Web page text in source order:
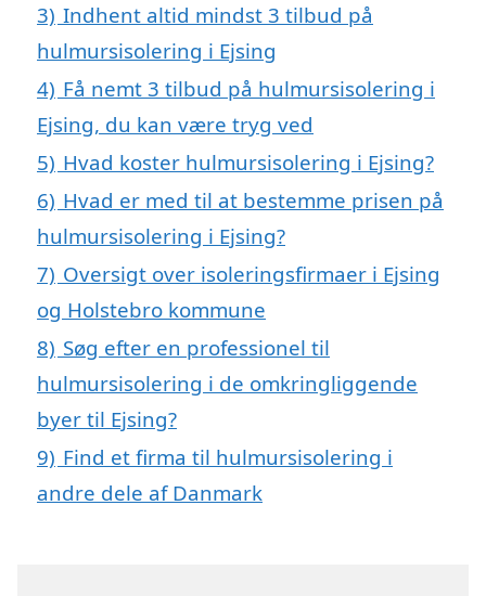
3) Indhent altid mindst 3 tilbud på
hulmursisolering i Ejsing
4) Få nemt 3 tilbud på hulmursisolering i
Ejsing, du kan være tryg ved
5) Hvad koster hulmursisolering i Ejsing?
6) Hvad er med til at bestemme prisen på
hulmursisolering i Ejsing?
7) Oversigt over isoleringsfirmaer i Ejsing
og Holstebro kommune
8) Søg efter en professionel til
hulmursisolering i de omkringliggende
byer til Ejsing?
9) Find et firma til hulmursisolering i
andre dele af Danmark